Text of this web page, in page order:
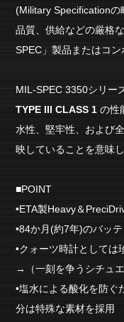
(Military Specificationの
品質、供給などの厳格
SPEC」製品またはコン
MIL-SPEC 3350シリー
TYPE III CLASS 1 の性
水性、堅牢性、および
映していることを意味し
■POINT
•ETA製Heavy＆
•84か月(約7年)のバッ
•クォーツ時計としては
→（一刻を争うシチュ
•塩水による酸化を防ぐ
分は特殊な素材を採用